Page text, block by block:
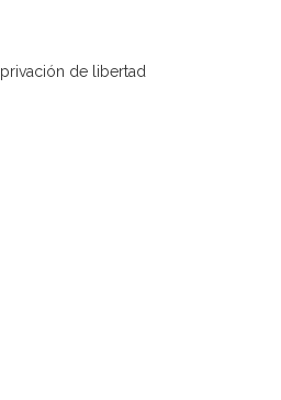
de libertad